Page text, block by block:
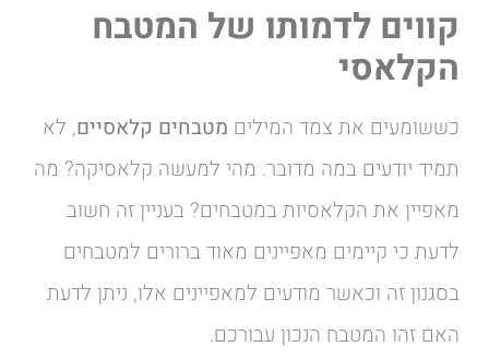
קווים לדמותו של המטבח
הקלאסי
כששומעים את צמד המילים מטבחים קלאסיים, לא
תמיד יודעים במה מדובר. מהי למעשה קלאסיקה? מה
מאפיין את הקלאסיות במטבחים? בעניין זה חשוב
לדעת כי קיימים מאפיינים מאוד ברורים למטבחים
בסגנון זה וכאשר מודעים למאפיינים אלו, ניתן לדעת
האם זהו המטבח הנכון עבורכם.